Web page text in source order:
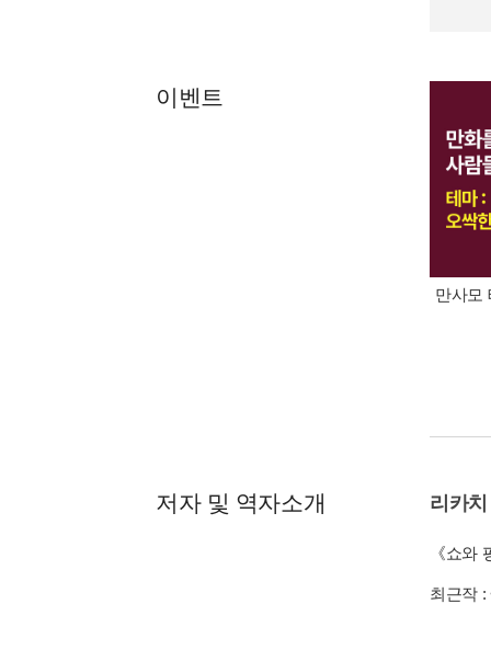
이벤트
만사모
저자 및 역자소개 리카치
《쇼와
최근작 :